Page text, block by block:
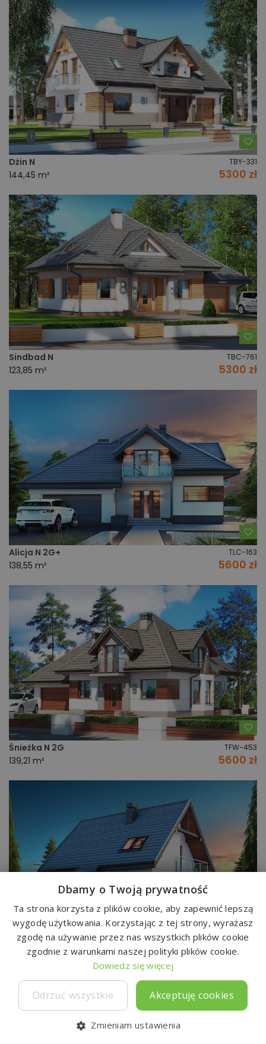
Dżin N TBY-331
144,45 m² 5300 zł
Sindbad N TBC-761
123,85 m² 5300 zł
Alicja N 2G+ TLC-163
138,55 m² 5600 zł
Śnieżka N 2G TFW-453
139,21 m² 5600 zł
Lolek II N 2G TAJ-179
92,89 m² 5600 zł
Ulubione
Dbamy o Twoją prywatność
Ta strona korzysta z plików cookie, aby zapewnić lepszą
wygodę użytkowania. Korzystając z tej strony, wyrażasz
zgodę na używanie przez nas wszystkich plików cookie
zgodnie z warunkami naszej polityki plików cookie.
Dowiedz się więcej
Akceptuję cookies
Odrzuć wszystkie
Zmieniam ustawienia